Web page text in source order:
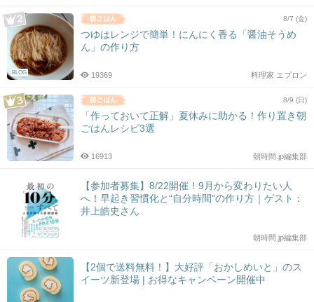
BLOG
8/7 (金)
つゆはレンジで簡単！にんにく香る「醤油そうめ
ん」の作り方
料理家 エプロン
19369
8/9 (日)
「作っておいて正解」夏休みに助かる！作り置き朝
ごはんレシピ3選
朝時間.jp編集部
16913
【参加者募集】8/22開催！9月から変わりたい人
へ！早起き習慣化と“自分時間”の作り方｜ゲスト：
井上皓史さん
朝時間.jp編集部
【2個で送料無料！】大好評「おかしめいと」のス
イーツ新登場 | お得なキャンペーン開催中